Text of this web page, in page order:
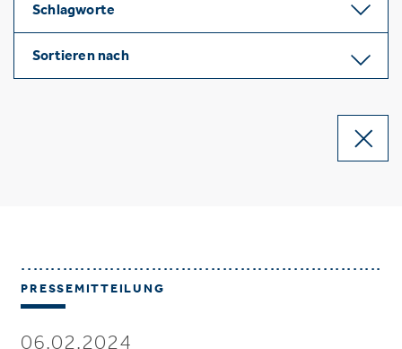
Schlagworte
Sortieren nach
PRESSEMITTEILUNG
06.02.2024